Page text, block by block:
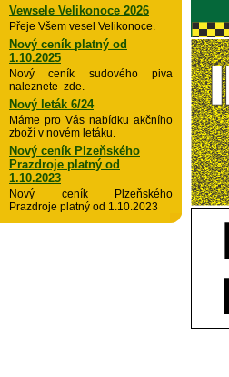
Vewsele Velikonoce 2026
Přeje Všem vesel Velikonoce.
Nový ceník platný od
1.10.2025
Nový ceník sudového piva
naleznete zde.
Nový leták 6/24
Máme pro Vás nabídku akčního
zboží v novém letáku.
Nový ceník Plzeňského
Prazdroje platný od
1.10.2023
Nový ceník Plzeňského
Prazdroje platný od 1.10.2023